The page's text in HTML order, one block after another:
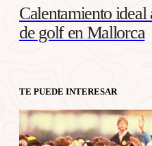
Calentamiento ideal
de golf en Mallorca
TE PUEDE INTERESAR